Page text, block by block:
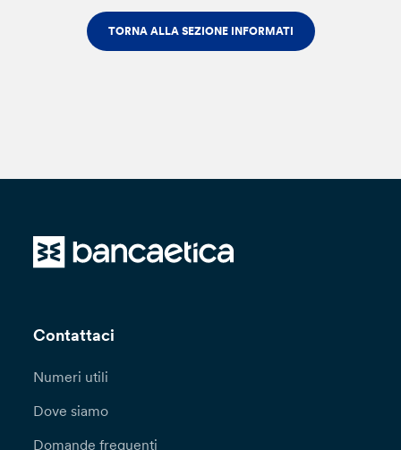
TORNA ALLA SEZIONE INFORMATI
Contattaci
Numeri utili
Dove siamo
Domande frequenti